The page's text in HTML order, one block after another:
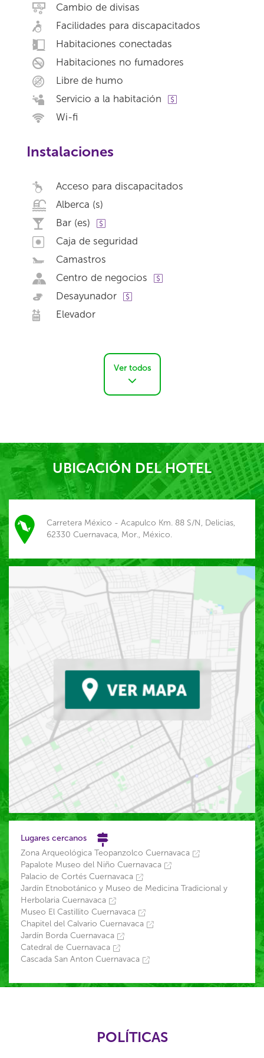
Cambio de divisas
Facilidades para discapacitados
Habitaciones conectadas
Habitaciones no fumadores
Libre de humo
Servicio a la habitación
Wi-fi
Instalaciones
Acceso para discapacitados
Alberca (s)
Bar (es)
Caja de seguridad
Camastros
Centro de negocios
Desayunador
Elevador
Ver todos
UBICACIÓN DEL HOTEL
Carretera México - Acapulco Km. 88 S/N, Delicias,
62330 Cuernavaca, Mor., México.
Lugares cercanos
Zona Arqueológica Teopanzolco Cuernavaca
Papalote Museo del Niño Cuernavaca
Palacio de Cortés Cuernavaca
Jardín Etnobotánico y Museo de Medicina Tradicional y
Herbolaria Cuernavaca
Museo El Castillito Cuernavaca
Chapitel del Calvario Cuernavaca
Jardín Borda Cuernavaca
Catedral de Cuernavaca
Cascada San Anton Cuernavaca
POLÍTICAS